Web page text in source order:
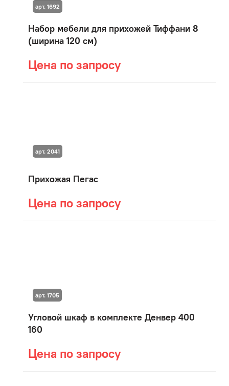
Набор мебели для прихожей Тиффани 8
(ширина 120 см)
Цена по запросу
арт. 1692
Прихожая Пегас
Цена по запросу
арт. 2041
Угловой шкаф в комплекте Денвер 400
160
Цена по запросу
арт. 1705